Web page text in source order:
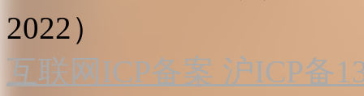
2022）
互联网ICP备案 沪ICP备